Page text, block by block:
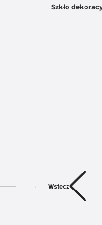
Szkło
Wstecz